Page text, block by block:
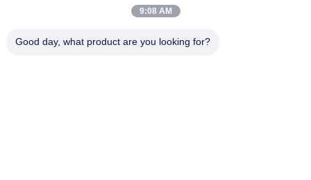
9:08 AM
Good day, what product are you looking for?